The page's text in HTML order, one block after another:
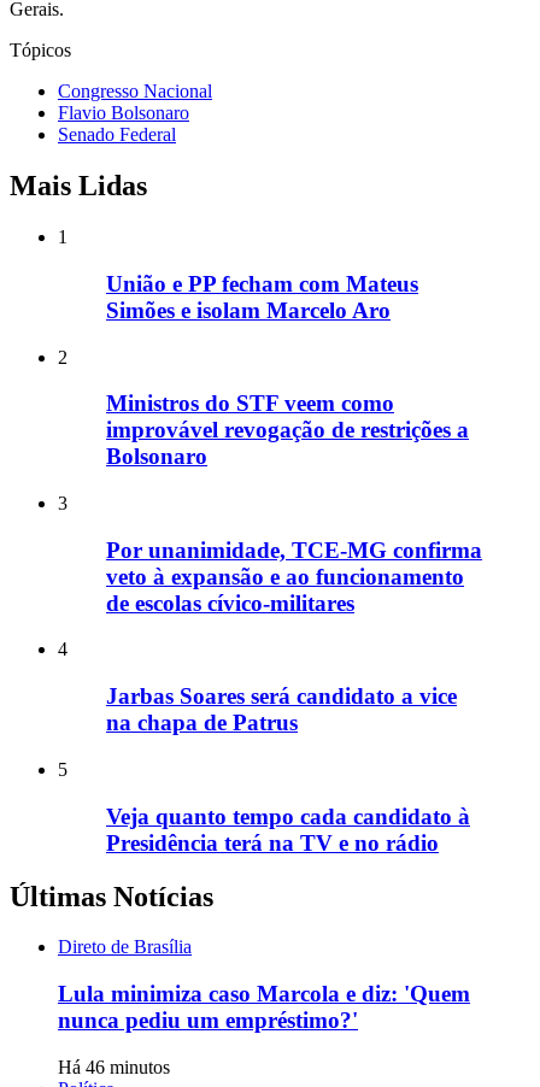
Gerais.
Tópicos
Congresso Nacional
Flavio Bolsonaro
Senado Federal
Mais Lidas
1
União e PP fecham com Mateus
Simões e isolam Marcelo Aro
2
Ministros do STF veem como
improvável revogação de restrições a
Bolsonaro
3
Por unanimidade, TCE-MG confirma
veto à expansão e ao funcionamento
de escolas cívico-militares
4
Jarbas Soares será candidato a vice
na chapa de Patrus
5
Veja quanto tempo cada candidato à
Presidência terá na TV e no rádio
Últimas Notícias
Direto de Brasília
Lula minimiza caso Marcola e diz: 'Quem
nunca pediu um empréstimo?'
Há 46 minutos